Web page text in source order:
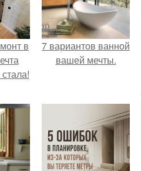
в
7 вариантов ванной
вашей мечты.